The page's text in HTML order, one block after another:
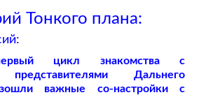
Тонкого плана:
цикл знакомства с
представителями Дальнего
важные со-настройки с